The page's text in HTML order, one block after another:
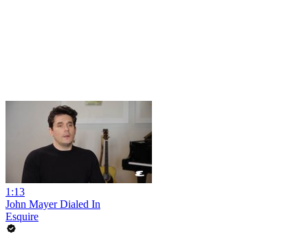
1:13
John Mayer Dialed In
Esquire